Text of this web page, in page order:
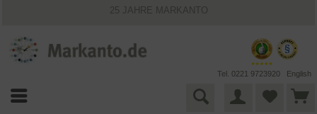
25 JAHRE MARKANTO
VIELFÄLTIGE ZAHLUNGSMÖGLICHKEITEN
BESTPRICE-GARANTIE
Tel. 0221 9723920 English